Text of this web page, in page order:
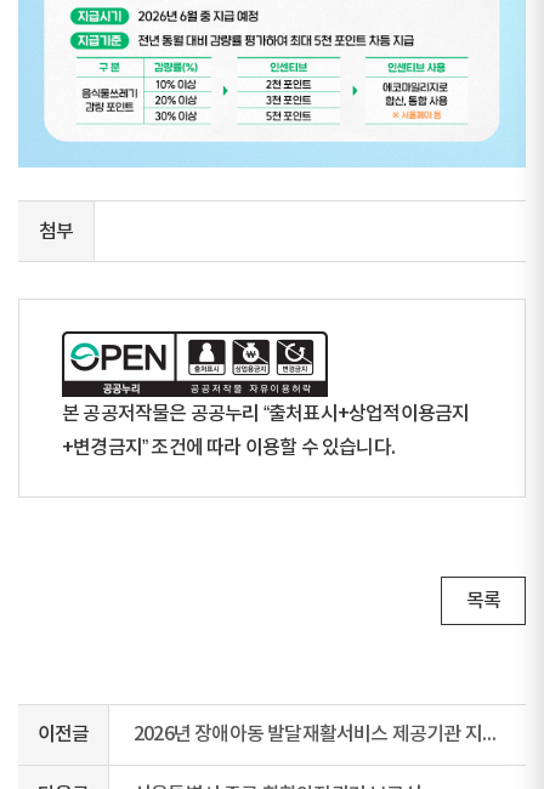
첨부
본 공공저작물은 공공누리 “출처표시+상업적이용금지
+변경금지” 조건에 따라 이용할 수 있습니다.
목록
이전글 2026년 장애아동 발달재활서비스 제공기관 지정 공모